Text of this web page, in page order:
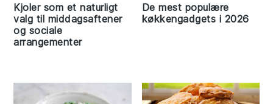
Kjoler som et naturligt
valg til middagsaftener
og sociale
arrangementer
De mest populære
køkkengadgets i 2026